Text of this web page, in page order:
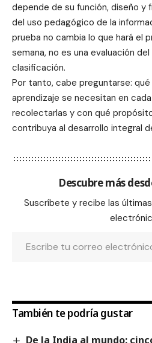
depende de su función, diseño y
del uso pedagógico de la
prueba no cambia lo que hará el
semana, no es una evaluación
clasificación.
Por tanto, cabe preguntarse:
aprendizaje se necesitan en
recolectarlas y con qué
contribuya al desarrollo integral
Descubre más
Suscríbete y recibe las
También te podría gustar
De la India al mundo: